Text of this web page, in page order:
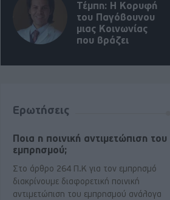
Τέμπη: Η Κορυφή
του Παγόβουνου
μιας Κοινωνίας
που βράζει
Ερωτήσεις
Ποια η ποινική αντιμετώπιση του
εμπρησμού;
Στο άρθρο 264 Π.Κ για τον εμπρησμό
διακρίνουμε διαφορετική ποινική
αντιμετώπιση του εμπρησμού ανάλογα